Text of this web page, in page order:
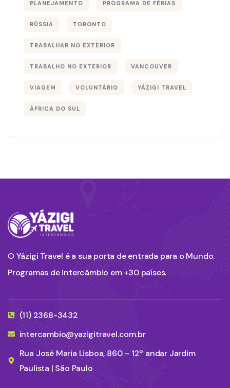
PLANEJAMENTO PROGRAMA DE FÉRIAS
RÚSSIA TORONTO
TRABALHAR NO EXTERIOR
TRABALHO NO EXTERIOR VANCOUVER
VIAGEM VOLUNTÁRIO YÁZIGI TRAVEL
ÁFRICA DO SUL
O Yázigi Travel é a sua porta de entrada para o Mundo.
Programas de intercâmbio em +30 países.
(11) 2368-3432
intercambio@yazigitravel.com.br
Rua José Maria Lisboa, 860 – 12º andar Jardim
Paulista | São Paulo